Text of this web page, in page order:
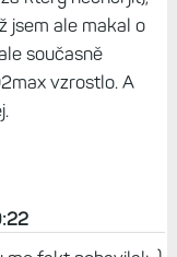
jsem ale makal o
současně
vzrostlo. A